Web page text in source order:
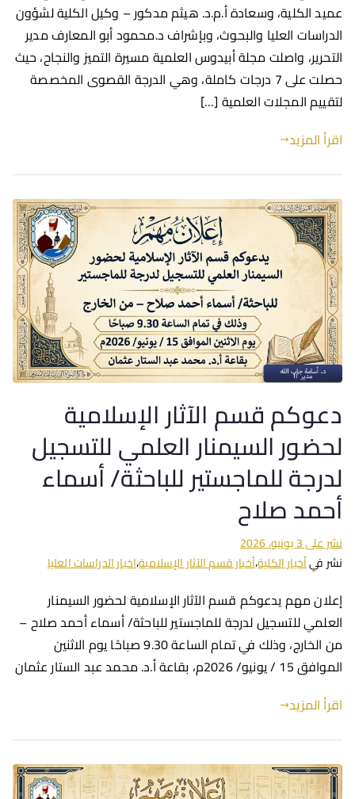
عميد الكلية، وسعادة أ.م.د. هيثم مدكور – وكيل الكلية لشؤون
الدراسات العليا والبحوث، وبإشراف د.محمود أبو المعارف مدير
التحرير، واصلت مجلة أبيدوس العلمية مسيرة التميز والنجاح، حيث
حصلت على 7 درجات كاملة، وهي الدرجة القصوى المخصصة
لتقييم المجلات العلمية […]
اقرأ المزيد
دعوكم قسم الآثار الإسلامية
لحضور السيمنار العلمي للتسجيل
لدرجة للماجستير للباحثة/ أسماء
أحمد صلاح
نشر على3 يونيو، 2026
نشر فيأخبار الكلية،أخبار قسم الآثار الإسلامية،اخبار الدراسات العليا
إعلان مهم يدعوكم قسم الآثار الإسلامية لحضور السيمنار
العلمي للتسجيل لدرجة للماجستير للباحثة/ أسماء أحمد صلاح –
من الخارج، وذلك في تمام الساعة 9.30 صباحًا يوم الاثنين
الموافق 15 / يونيو/ 2026م، بقاعة أ.د. محمد عبد الستار عثمان
اقرأ المزيد